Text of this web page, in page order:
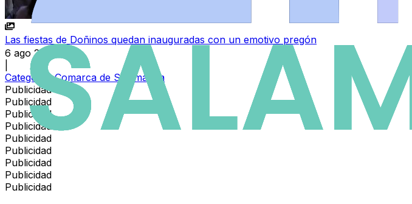
Las fiestas de Doñinos quedan inauguradas con un emotivo pregón
6 ago 2026
Categoría:Comarca de Salamanca
Publicidad
Publicidad
Publicidad
Publicidad
Publicidad
Publicidad
Publicidad
Publicidad
Publicidad